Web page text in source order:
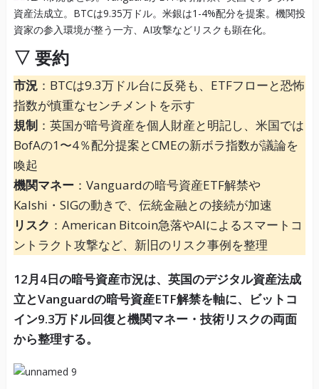
▽ 要約
市況：BTCは9.3万ドル台に反発も、ETFフローと恐怖
指数が慎重なセンチメントを示す
規制：英国が暗号資産を個人財産と明記し、米国では
BofAの1〜4％配分提案とCMEの新ボラ指数が議論を
喚起
機関マネー：Vanguardの暗号資産ETF解禁や
Kalshi・SIGの動きで、伝統金融との接続が加速
リスク ：American Bitcoin急落やAIによるスマートコ
ントラクト攻撃など、新旧のリスク事例を整理
12月4日の暗号資産市況は、英国のデジタル資産法成
立とVanguardの暗号資産ETF解禁を軸に、ビットコ
イン9.3万ドル回復と機関マネー・技術リスクの両面
から整理する。